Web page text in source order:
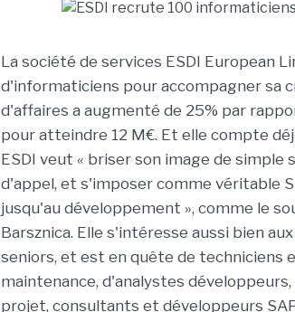
La société de services ESDI European
d'informaticiens pour accompagner sa
d'affaires a augmenté de 25% par
pour atteindre 12 M€. Et elle compte
ESDI veut « briser son image de simple
d'appel, et s'imposer comme véritable
jusqu'au développement », comme le
Barsznica. Elle s'intéresse aussi bien
seniors, et est en quête de techniciens
maintenance, d'analystes
projet, consultants et développeurs